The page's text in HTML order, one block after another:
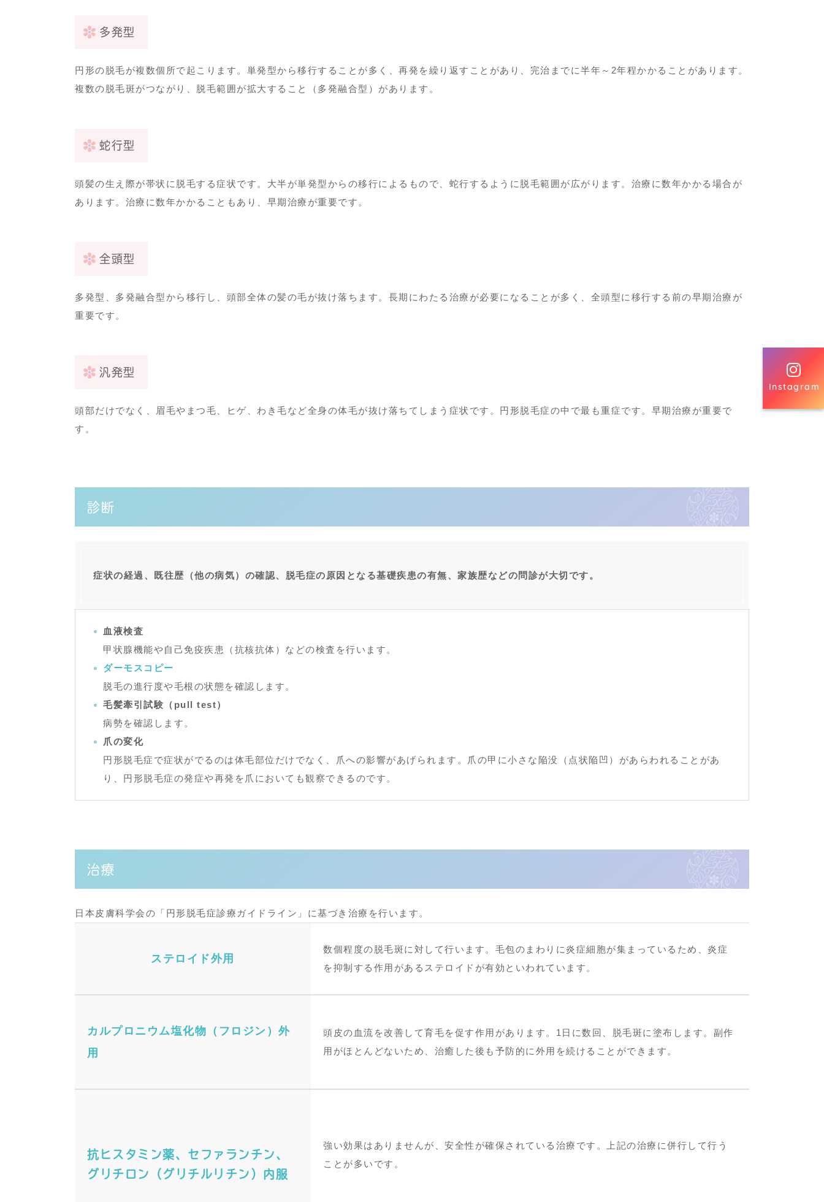
Instagram
多発型
円形の脱毛が複数個所で起こります。単発型から移行することが多く、再発を繰り返すことがあり、完治までに半年～2年程かかることがあります。
複数の脱毛斑がつながり、脱毛範囲が拡大すること（多発融合型）があります。
蛇行型
頭髪の生え際が帯状に脱毛する症状です。 大半が単発型からの移行によるもので、蛇行するように脱毛範囲が広がります。治療に数年かかる場合が
あります。 治療に数年かかることもあり、早期治療が重要です。
全頭型
多発型、多発融合型から移行し、頭部全体の髪の毛が抜け落ちます。長期にわたる治療が必要になることが多く、全頭型に移行する前の早期治療が
重要です。
汎発型
頭部だけでなく、眉毛やまつ毛、ヒゲ、わき毛など全身の体毛が抜け落ちてしまう症状です。円形脱毛症の中で最も重症です。 早期治療が重要で
す。
診断
症状の経過、既往歴（他の病気）の確認、脱毛症の原因となる基礎疾患の有無、家族歴などの問診が大切です。
血液検査
甲状腺機能や自己免疫疾患（抗核抗体）などの検査を行います。
ダーモスコピー
脱毛の進行度や毛根の状態を確認します。
毛髪牽引試験（pull test）
病勢を確認します。
爪の変化
円形脱毛症で症状がでるのは体毛部位だけでなく、爪への影響があげられます。爪の甲に小さな陥没（点状陥凹）があらわれることがあ
り、円形脱毛症の発症や再発を爪においても観察できるのです。
治療
日本皮膚科学会の「 円形脱毛症診療ガイドライン 」に基づき治療を行います。
ステロイド外用
数個程度の脱毛斑に対して行います。 毛包のまわりに炎症細胞が集まっているため、 炎症
を抑制する 作用があるステロイドが有効といわれています。
カルプロニウム塩化物（フロジン）外
用
頭皮の 血流を改善 して育毛を促す作用があります。1日に数回、脱毛斑に塗布します。副作
用がほとんどないため、治癒した後も予防的に外用を続けることができます。
抗ヒスタミン薬、セファランチン、
グリチロン（グリチルリチン）内服
強い効果はありませんが、安全性が確保されている治療です。上記の治療に併行して行う
ことが多いです。